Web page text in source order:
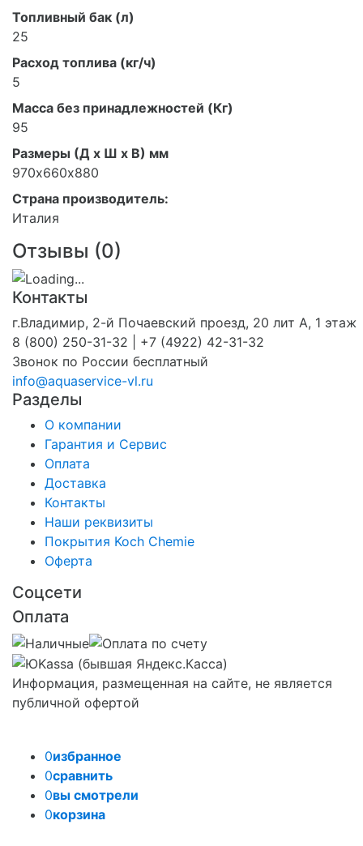
Топливный бак (л)
25
Расход топлива (кг/ч)
5
Масса без принадлежностей (Кг)
95
Размеры (Д x Ш x В) мм
970х660х880
Страна производитель:
Италия
Отзывы (0)
Контакты
г.Владимир, 2-й Почаевский проезд, 20 лит А, 1 этаж
8 (800) 250-31-32 | +7 (4922) 42-31-32
Звонок по России бесплатный
info@aquaservice-vl.ru
Разделы
О компании
Гарантия и Сервис
Оплата
Доставка
Контакты
Наши реквизиты
Покрытия Koch Chemie
Оферта
Соцсети
Оплата
Информация, размещенная на сайте, не является
публичной офертой
0избранное
0сравнить
0вы смотрели
0корзина
Задать вопрос